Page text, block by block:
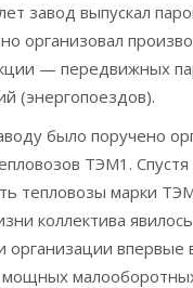
завод выпускал
организовал
— передвижных
(энергопоездов).
было поручено
ТЭМ1.
тепловозы марки
коллектива
организации впервые
мощных